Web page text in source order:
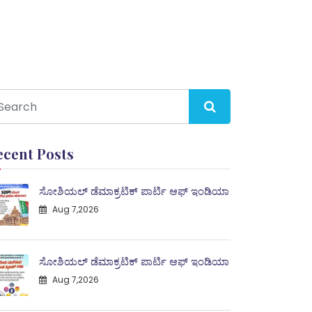
Posts
ಸೋಶಿಯಲ್ ಡೆಮಾಕ್ರಟಿಕ್ ಪಾರ್ಟಿ ಆಫ್ ಇಂಡಿಯಾ
Aug 7,2026
ಸೋಶಿಯಲ್ ಡೆಮಾಕ್ರಟಿಕ್ ಪಾರ್ಟಿ ಆಫ್ ಇಂಡಿಯಾ
Aug 7,2026